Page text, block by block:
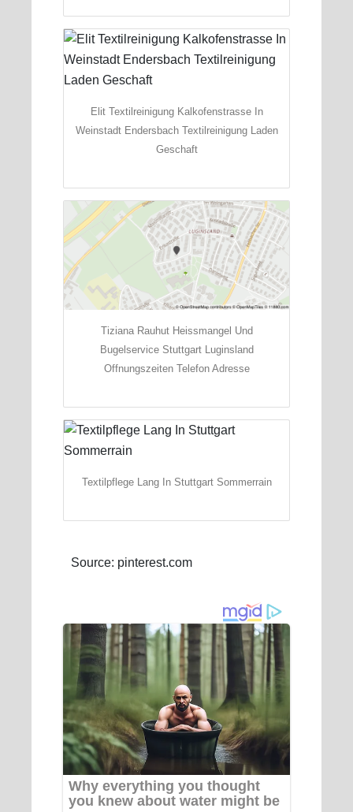
Elit Textilreinigung Kalkofenstrasse In
Weinstadt Endersbach Textilreinigung Laden
Geschaft
Tiziana Rauhut Heissmangel Und
Bugelservice Stuttgart Luginsland
Offnungszeiten Telefon Adresse
Textilpflege Lang In Stuttgart Sommerrain
Source: pinterest.com